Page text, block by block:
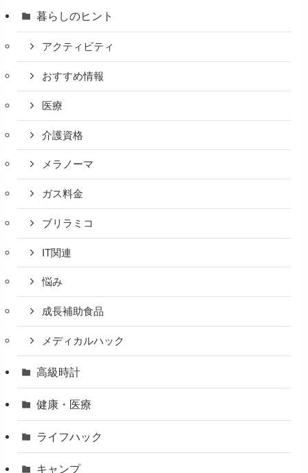
暮らしのヒント
アクティビティ
おすすめ情報
医療
介護資格
メラノーマ
ガス料金
ブリラミコ
IT関連
悩み
成長補助食品
メディカルハック
高級時計
健康・医療
ライフハック
キャンプ